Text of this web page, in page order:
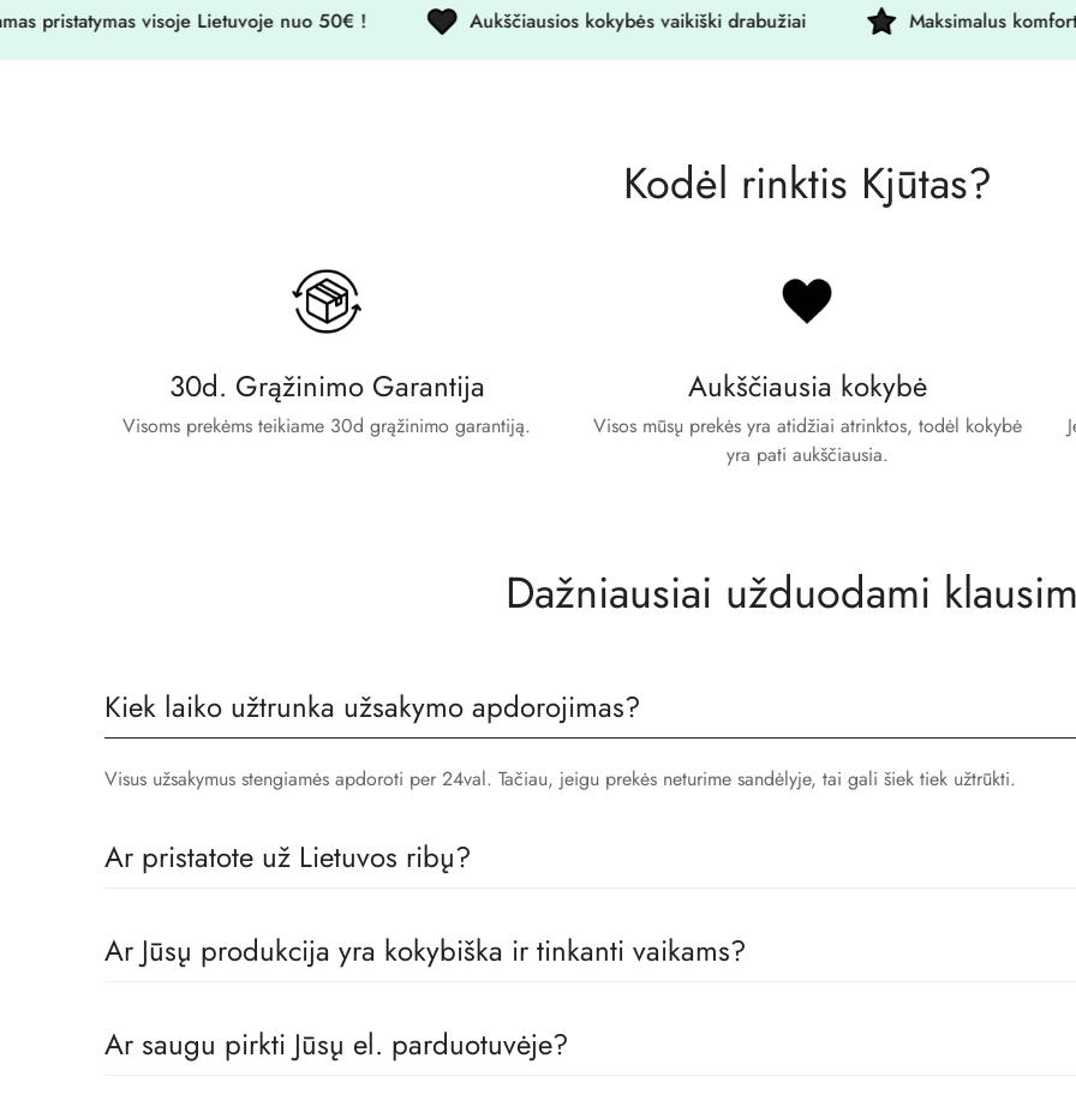
visoje Lietuvoje nuo 50€ ! Aukščiausios kokybės vaikiški drabužiai Maksimalus komfortas
Kodėl rinktis Kjūtas?
30d. Grąžinimo Garantija
Visoms prekėms teikiame 30d grąžinimo garantiją.
Aukščiausia kokybė
Visos mūsų prekės yra atidžiai atrinktos, todėl kokybė
yra pati aukščiausia.
Dažniausiai užduodami
Kiek laiko užtrunka užsakymo apdorojimas?
Visus užsakymus stengiamės apdoroti per 24val. Tačiau, jeigu prekės neturime sandėlyje, tai gali šiek tiek užtrūkti.
Ar pristatote už Lietuvos ribų?
Ar Jūsų produkcija yra kokybiška ir tinkanti vaikams?
Ar saugu pirkti Jūsų el. parduotuvėje?